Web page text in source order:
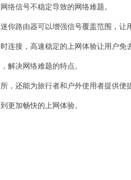
信号不稳定导致的网络难题。
路由器可以增强信号覆盖范围，让
接，高速稳定的上网体验让用户免
决网络难题的特点。
还能为旅行者和户外使用者提供便
加畅快的上网体验。